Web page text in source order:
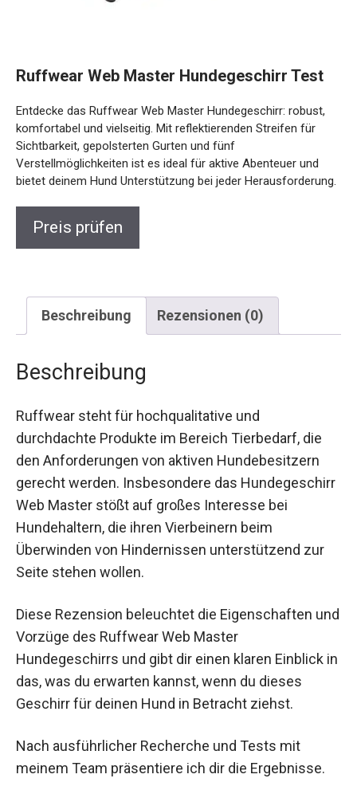
Ruffwear Web Master Hundegeschirr Test
Entdecke das Ruffwear Web Master Hundegeschirr: robust,
komfortabel und vielseitig. Mit reflektierenden Streifen für
Sichtbarkeit, gepolsterten Gurten und fünf
Verstellmöglichkeiten ist es ideal für aktive Abenteuer und
bietet deinem Hund Unterstützung bei jeder Herausforderung.
Preis prüfen
Beschreibung Rezensionen (0)
Beschreibung
Ruffwear steht für hochqualitative und
durchdachte Produkte im Bereich Tierbedarf, die
den Anforderungen von aktiven Hundebesitzern
gerecht werden. Insbesondere das Hundegeschirr
Web Master stößt auf großes Interesse bei
Hundehaltern, die ihren Vierbeinern beim
Überwinden von Hindernissen unterstützend zur
Seite stehen wollen.
Diese Rezension beleuchtet die Eigenschaften und
Vorzüge des Ruffwear Web Master
Hundegeschirrs und gibt dir einen klaren Einblick in
das, was du erwarten kannst, wenn du dieses
Geschirr für deinen Hund in Betracht ziehst.
Nach ausführlicher Recherche und Tests mit
meinem Team präsentiere ich dir die Ergebnisse.